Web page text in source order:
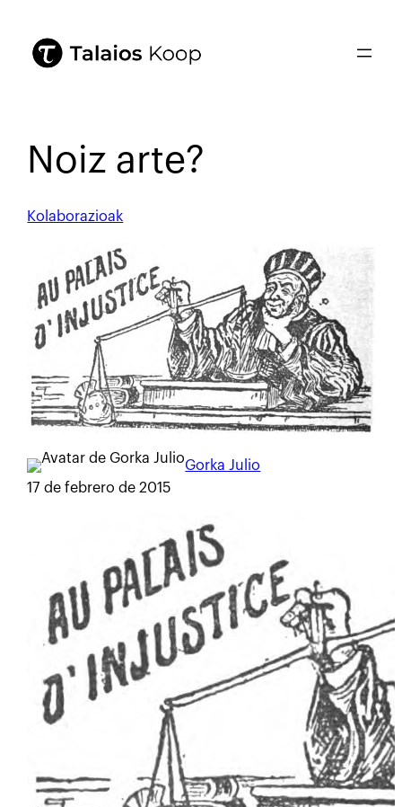
Noiz arte?
Kolaborazioak
Gorka Julio
17 de febrero de 2015